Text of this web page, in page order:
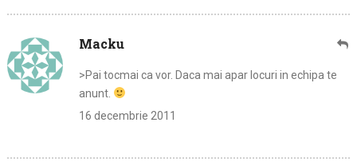
Macku
>Pai tocmai ca vor. Daca mai apar locuri in echipa te
anunt.
16 decembrie 2011